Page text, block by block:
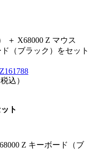
＋ X68000 Z マウス
（ブラック）をセット
込）
ト
Z キーボード（ブ